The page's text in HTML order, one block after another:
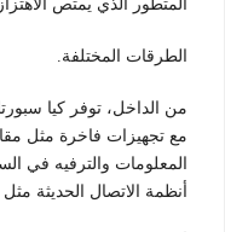
المتطور الذي يمتص
الطرقات المختلفة.
مع تجهيزات فاخرة مثل
المعلومات والترفيه في
أنظمة الاتصال الحديثة